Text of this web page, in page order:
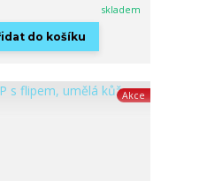
skladem
do košíku
Akce